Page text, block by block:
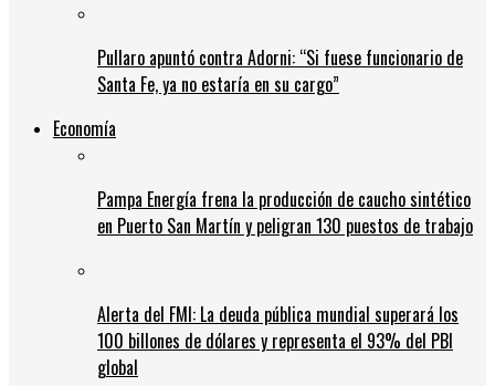
Pullaro apuntó contra Adorni: “Si fuese funcionario de
Santa Fe, ya no estaría en su cargo”
Economía
Pampa Energía frena la producción de caucho sintético
en Puerto San Martín y peligran 130 puestos de trabajo
Alerta del FMI: La deuda pública mundial superará los
100 billones de dólares y representa el 93% del PBI
global